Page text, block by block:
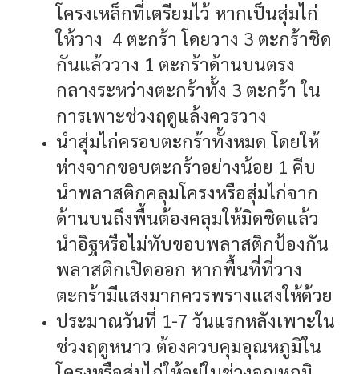
โครงเหล็กที่เตรียมไว้ หากเป็นสุ่มไก่
ให้วาง 4 ตะกร้า โดยวาง 3 ตะกร้าชิด
กันแล้ววาง 1 ตะกร้าด้านบนตรง
กลางระหว่างตะกร้าทั้ง 3 ตะกร้า ใน
การเพาะช่วงฤดูแล้งควรวาง
นำสุ่มไก่ครอบตะกร้าทั้งหมด โดยให้
ห่างจากขอบตะกร้าอย่างน้อย 1 คีบ
นำพลาสติกคลุมโครงหรือสุ่มไก่จาก
ด้านบนถึงพื้นต้องคลุมให้มิดชิดแล้ว
นำอิฐหรือไม่ทับขอบพลาสติกป้องกัน
พลาสติกเปิดออก หากพื้นที่ที่วาง
ตะกร้ามีแสงมากควรพรางแสงให้ด้วย
ประมาณวันที่ 1-7 วันแรกหลังเพาะใน
ช่วงฤดูหนาว ต้องควบคุมอุณหภูมิใน